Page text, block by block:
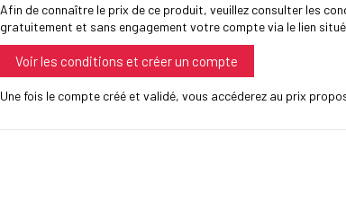
Afin de connaître le prix de ce produit, veuillez consulter les
gratuitement et sans engagement votre compte via le lien
Voir les conditions et créer un compte
Une fois le compte créé et validé, vous accéderez au prix